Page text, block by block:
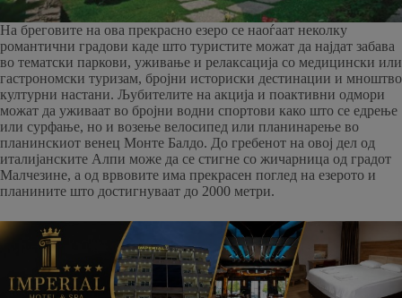
На бреговите на ова прекрасно езеро се наоѓаат неколку
романтични градови каде што туристите можат да најдат забава
во тематски паркови, уживање и релаксација со медицински или
гастрономски туризам, бројни историски дестинации и мноштво
културни настани. Љубителите на акција и поактивни одмори
можат да уживаат во бројни водни спортови како што се едрење
или сурфање, но и возење велосипед или планинарење во
планинскиот венец Монте Балдо. До гребенот на овој дел од
италијанските Алпи може да се стигне со жичарница од градот
Малчезине, а од врвовите има прекрасен поглед на езерото и
планините што достигнуваат до 2000 метри.